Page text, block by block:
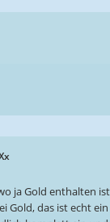
ja Gold enthalten
Gold, das ist echt